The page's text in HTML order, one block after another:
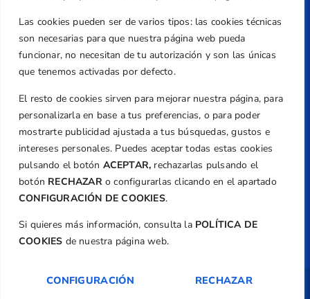
Las cookies pueden ser de varios tipos: las cookies técnicas
son necesarias para que nuestra página web pueda
funcionar, no necesitan de tu autorización y son las únicas
que tenemos activadas por defecto.
El resto de cookies sirven para mejorar nuestra página, para
personalizarla en base a tus preferencias, o para poder
mostrarte publicidad ajustada a tus búsquedas, gustos e
intereses personales. Puedes aceptar todas estas cookies
pulsando el botón ACEPTAR, rechazarlas pulsando el
botón RECHAZARo configurarlas clicando en el apartado
CONFIGURACIÓN DE COOKIES.
Si quieres más información, consulta la POLÍTICA DE
COOKIES de nuestra página web.
CONFIGURACIÓN RECHAZAR
+34 961 367 799
Email
federacion@golfcv.com
Aviso Legal
Política de Privacidad
Transparencia
Normativa
Federación